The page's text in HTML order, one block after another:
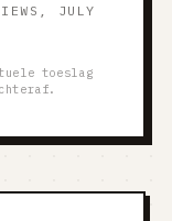
JULY
toeslag